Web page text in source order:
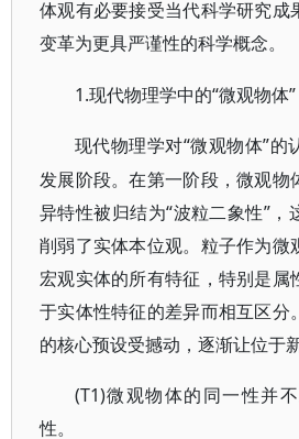
体观有必要接受当代科学研究成
变革为更具严谨性的科学概念。
1.现代物理学中的“微观物体”
现代物理学对“微观物体”的
发展阶段。在第一阶段，微观物
异特性被归结为“波粒二象性”，
削弱了实体本位观。粒子作为微
宏观实体的所有特征，特别是属
于实体性特征的差异而相互区分
的核心预设受撼动，逐渐让位于
(T1)微观物体的同一性并
性。